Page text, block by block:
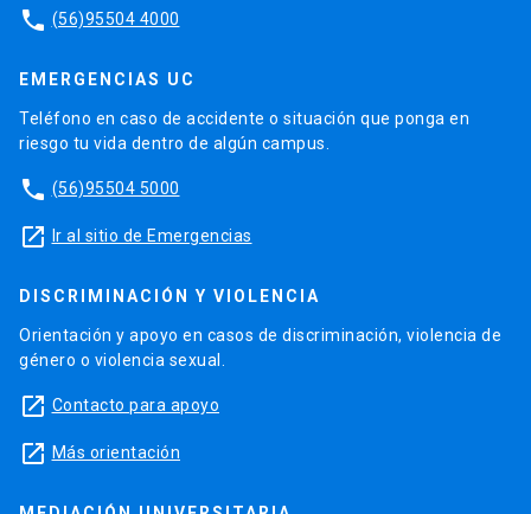
phone (56)95504 4000
EMERGENCIAS UC
Teléfono en caso de accidente o situación que ponga en
riesgo tu vida dentro de algún campus.
phone (56)95504 5000
launch Ir al sitio de Emergencias
DISCRIMINACIÓN Y VIOLENCIA
Orientación y apoyo en casos de discriminación, violencia de
género o violencia sexual.
launch Contacto para apoyo
launch Más orientación